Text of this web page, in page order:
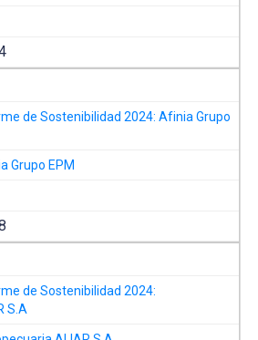
de Sostenibilidad 2024: Afinia Grupo
Grupo EPM
de Sostenibilidad 2024:
S.A